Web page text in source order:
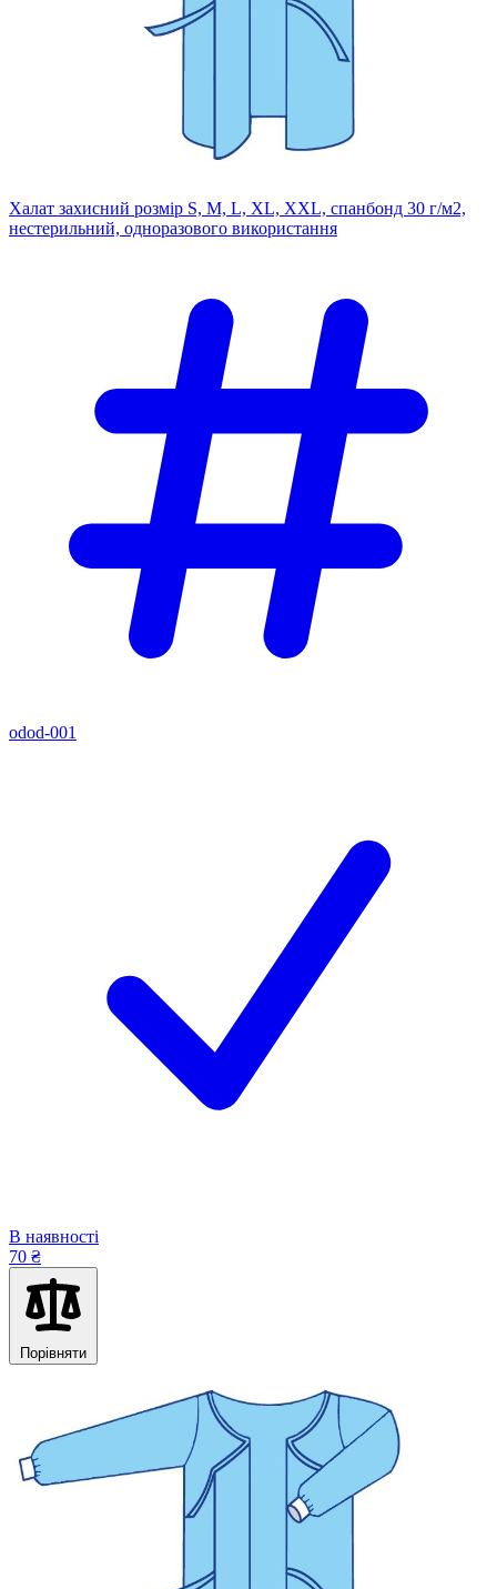
Халат захисний розмір S, M, L, XL, XXL, спанбонд 30 г/м2,
нестерильний, одноразового використання
odod-001
В наявності
70 ₴
Порівняти